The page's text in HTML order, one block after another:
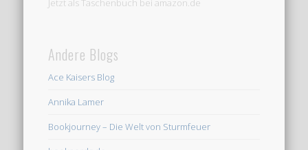
Jetzt als Taschenbuch bei amazon.de
Andere Blogs
Ace Kaisers Blog
Annika Lamer
Bookjourney – Die Welt von Sturmfeuer